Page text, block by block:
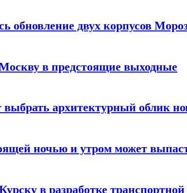
обновление двух корпусов
в предстоящие выходные
архитектурный облик
ночью и утром может
в разработке транспортной